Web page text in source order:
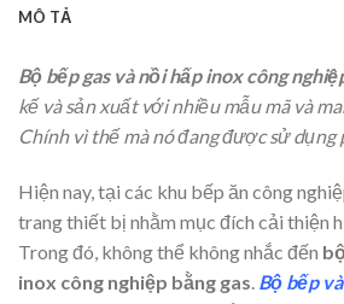
MÔ TẢ
Bộ bếp gas và nồi hấp inox công
kế và sản xuất với nhiều mẫu mã và
Chính vì thế mà nó đang được sử dụng
Hiện nay, tại các khu bếp ăn công
trang thiết bị nhằm mục đích cải thiện
Trong đó, không thể không nhắc đến
inox công nghiệp bằng gas. Bộ bếp